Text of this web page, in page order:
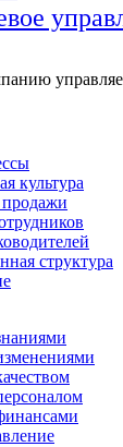
культура
структура